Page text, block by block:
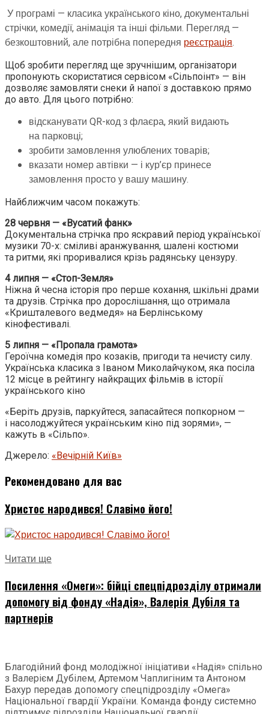
У програмі — класика українського кіно, документальні
стрічки, комедії, анімація та інші фільми. Перегляд —
безкоштовний, але потрібна попередня реєстрація.
Щоб зробити перегляд ще зручнішим, організатори
пропонують скористатися сервісом «Сільпоінт» — він
дозволяє замовляти снеки й напої з доставкою прямо
до авто. Для цього потрібно:
відсканувати QR-код з флаєра, який видають
на парковці;
зробити замовлення улюблених товарів;
вказати номер автівки — і кур’єр принесе
замовлення просто у вашу машину.
Найближчим часом покажуть:
28 червня — «Вусатий фанк»
Документальна стрічка про яскравий період української
музики 70-х: сміливі аранжування, шалені костюми
та ритми, які проривалися крізь радянську цензуру.
4 липня — «Стоп-Земля»
Ніжна й чесна історія про перше кохання, шкільні драми
та друзів. Стрічка про дорослішання, що отримала
«Кришталевого ведмедя» на Берлінському
кінофестивалі.
5 липня — «Пропала грамота»
Героїчна комедія про козаків, пригоди та нечисту силу.
Українська класика з Іваном Миколайчуком, яка посіла
12 місце в рейтингу найкращих фільмів в історії
українського кіно
«Беріть друзів, паркуйтеся, запасайтеся попкорном —
і насолоджуйтеся українським кіно під зорями», —
кажуть в «Сільпо».
Джерело: «Вечірній Київ»
Рекомендовано для вас
Христос народився! Славімо його!
Читати ще
Посилення «Омеги»: бійці спецпідрозділу отримали
допомогу від фонду «Надія», Валерія Дубіля та
партнерів
Благодійний фонд молодіжної ініціативи «Надія» спільно
з Валерієм Дубілем, Артемом Чаплигіним та Антоном
Бахур передав допомогу спецпідрозділу «Омега»
Національної гвардії України. Команда фонду системно